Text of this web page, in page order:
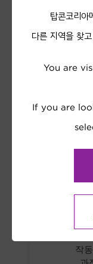
짧은 입
작
탑콘코리아
다른 지역을 찾
You are
If you are